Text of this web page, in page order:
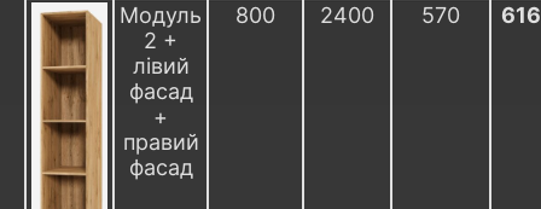
Модуль
2 +
лівий
фасад
+
правий
фасад
800 2400 570